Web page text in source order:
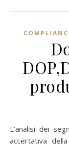
L’analisi dei segni distintivi d’impresa attraverso l’azione
accertativa